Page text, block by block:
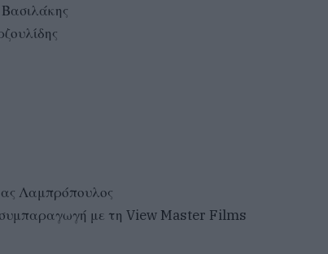
Λαμπρόπουλος
με τη View Master Films